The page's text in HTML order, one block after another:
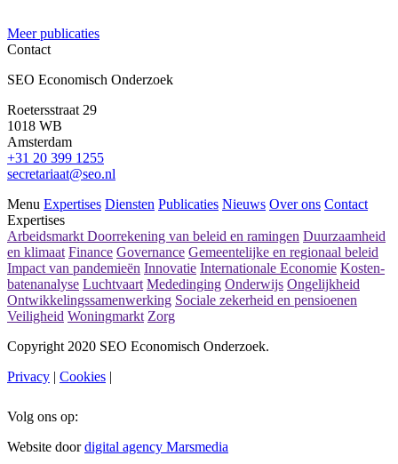
Meer publicaties
Contact
SEO Economisch Onderzoek
Roetersstraat 29
1018 WB
Amsterdam
+31 20 399 1255
secretariaat@seo.nl
Menu Expertises Diensten Publicaties Nieuws Over ons Contact
Expertises
Arbeidsmarkt Doorrekening van beleid en ramingen Duurzaamheid
en klimaat Finance Governance Gemeentelijke en regionaal beleid
Impact van pandemieën Innovatie Internationale Economie Kosten-
batenanalyse Luchtvaart Mededinging Onderwijs Ongelijkheid
Ontwikkelingssamenwerking Sociale zekerheid en pensioenen
Veiligheid Woningmarkt Zorg
Copyright 2020 SEO Economisch Onderzoek.
Privacy | Cookies |
Volg ons op:
Website doordigital agency Marsmedia